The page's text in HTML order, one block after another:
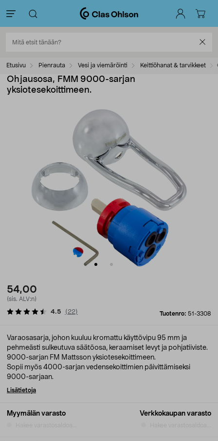
Etusivu Pienrauta Vesi ja viemäröinti Keittiöhanat & tarvikkeet
Ohjausosa, FMM 9000-sarjan
yksiotesekoittimeen.
54,00
(sis. ALV:n)
Tuotenro: 51-3308
4.5 ( 22)
Myymälän varasto Verkkokaupan varasto
Varaosasarja, johon kuuluu kromattu käyttövipu 95 mm ja
pehmeästi sulkeutuva säätöosa, keraamiset levyt ja pohjatiiviste.
9000-sarjan FM Mattsson yksiotesekoittimeen.
Sopii myös 4000-sarjan vedensekoittimien päivittämiseksi
9000-sarjaan.
Lisätietoja